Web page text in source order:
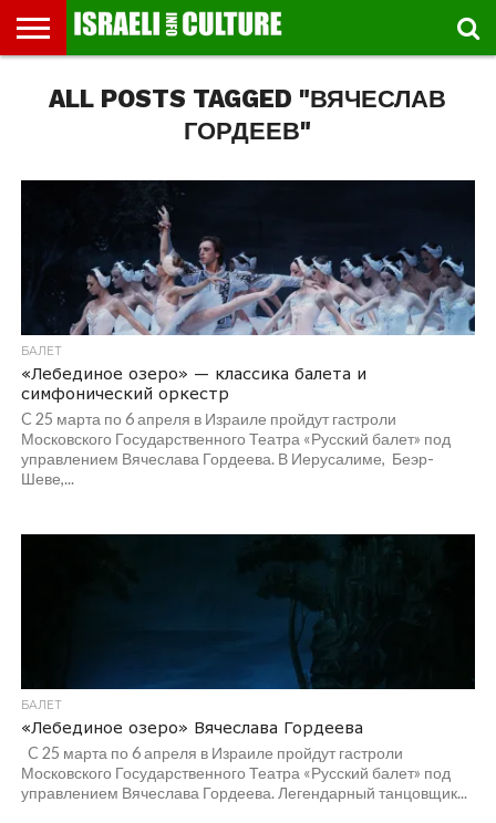
МУЗЕИ
СТРАНА
ФЕСТИВАЛЕЙ
ТЕАТР
КНИГИ.
ТЕКСТЫ
МУЗЫКА
РЕЛИГИЯ/
ИСТОРИЯ
ДВИЖЕНИЕ
ДЕТИ
ВЫХОДНОГО
МАРШРУТЫ
ПРОГУЛЬЩИКА
ВИДЕО-
РЕЧИ
ВПЕЧАТЛЕНИЯ
ВСТРЕЧИ
И
ИНТЕРВЬЮ
КИНО
TEL
AVIV
ALL POSTS TAGGED "ВЯЧЕСЛАВ
ГОРДЕЕВ"
БАЛЕТ
«Лебединое озеро» — классика балета и
симфонический оркестр
C 25 марта по 6 апреля в Израиле пройдут гастроли
Московского Государственного Театра «Русский балет» под
управлением Вячеслава Гордеева. В Иерусалиме, Беэр-
Шеве,...
БАЛЕТ
«Лебединое озеро» Вячеслава Гордеева
C 25 марта по 6 апреля в Израиле пройдут гастроли
Московского Государственного Театра «Русский балет» под
управлением Вячеслава Гордеева. Легендарный танцовщик...